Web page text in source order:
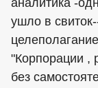
аналитика -
ушло в
"Корпорации ,
без